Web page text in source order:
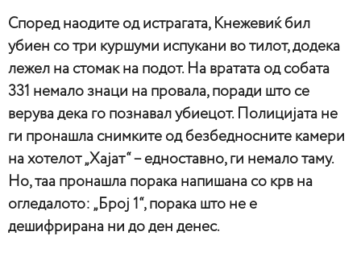
Според наодите од истрагата, Кнежевиќ бил
убиен со три куршуми испукани во тилот, додека
лежел на стомак на подот. На вратата од собата
331 немало знаци на провала, поради што се
верува дека го познавал убиецот. Полицијата не
ги пронашла снимките од безбедносните камери
на хотелот „Хајат“ – едноставно, ги немало таму.
Но, таа пронашла порака напишана со крв на
огледалото: „Број 1“, порака што не е
дешифрирана ни до ден денес.